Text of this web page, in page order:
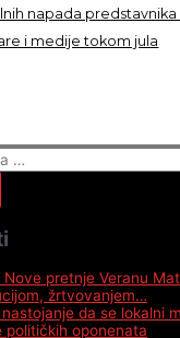
napada predstavnika
i medije tokom jula
Nove pretnje Veranu
žrtvovanjem…
da se lokalni
političkih oponenata